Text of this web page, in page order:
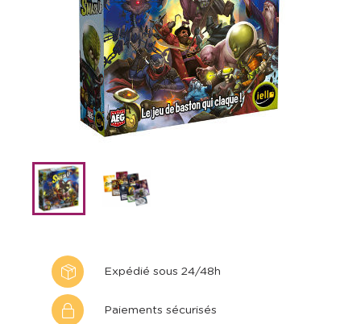
Expédié sous 24/48h
Paiements sécurisés